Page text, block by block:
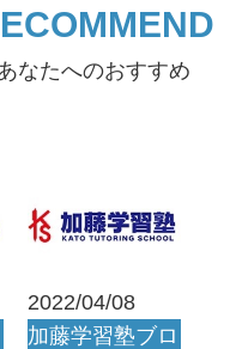
なたへのおすすめ
2022/04/08
加藤学習塾ブロ